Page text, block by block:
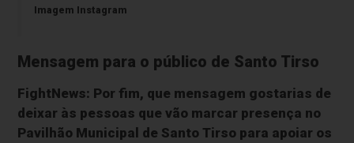
Imagem Instagram
Mensagem para o público de Santo Tirso
FightNews: Por fim, que mensagem gostarias de
deixar às pessoas que vão marcar presença no
Pavilhão Municipal de Santo Tirso para apoiar os